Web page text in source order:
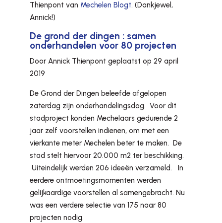
Thienpont van Mechelen Blogt. (Dankjewel,
Annick!)
De grond der dingen : samen
onderhandelen voor 80 projecten
Door Annick Thienpont geplaatst op 29 april
2019
De Grond der Dingen beleefde afgelopen
zaterdag zijn onderhandelingsdag. Voor dit
stadproject konden Mechelaars gedurende 2
jaar zelf voorstellen indienen, om met een
vierkante meter Mechelen beter te maken. De
stad stelt hiervoor 20.000 m2 ter beschikking.
Uiteindelijk werden 206 ideeën verzameld. In
eerdere ontmoetingsmomenten werden
gelijkaardige voorstellen al samengebracht. Nu
was een verdere selectie van 175 naar 80
projecten nodig.